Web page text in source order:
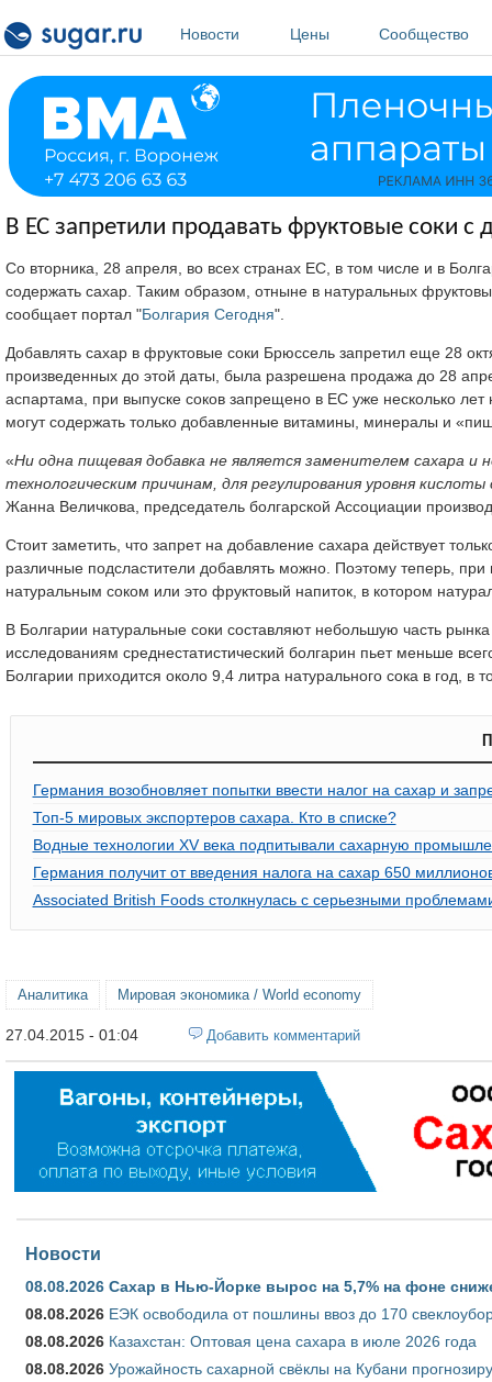
Новости
Цены Сообщество
В ЕС запретили продавать фруктовые соки с
Со вторника, 28 апреля, во всех странах ЕС, в том числе и в
содержать сахар. Таким образом, отныне в натуральных
сообщает портал "Болгария Сегодня".
Добавлять сахар в фруктовые соки Брюссель запретил еще 28
произведенных до этой даты, была разрешена продажа до 28
аспартама, при выпуске соков запрещено в ЕС уже несколько
могут содержать только добавленные витамины, минералы и
«Ни одна пищевая добавка не является заменителем сахара
технологическим причинам, для регулирования уровня
Жанна Величкова, председатель болгарской Ассоциации
Стоит заметить, что запрет на добавление сахара действует
различные подсластители добавлять можно. Поэтому теперь,
натуральным соком или это фруктовый напиток, в котором
В Болгарии натуральные соки составляют небольшую часть
исследованиям среднестатистический болгарин пьет меньше
Болгарии приходится около 9,4 литра натурального сока в год, в
Германия возобновляет попытки ввести налог на сахар и
Топ-5 мировых экспортеров сахара. Кто в списке?
Водные технологии XV века подпитывали сахарную
Германия получит от введения налога на сахар 650
Associated British Foods столкнулась с серьезными
Аналитика Мировая экономика / World economy
27.04.2015 - 01:04 Добавить комментарий
Новости
08.08.2026 Сахар в Нью-Йорке вырос на 5,7% на фоне
08.08.2026 ЕЭК освободила от пошлины ввоз до 170
08.08.2026 Казахстан: Оптовая цена сахара в июле 2026 года
08.08.2026 Урожайность сахарной свёклы на Кубани